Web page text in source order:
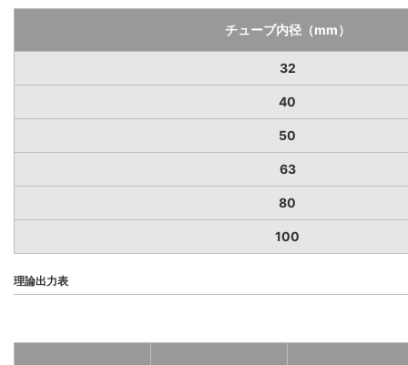
チューブ内径（mm）
32
40
50
63
80
100
理論出力表